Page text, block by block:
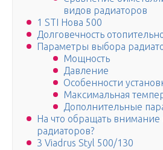
видов радиаторов
1 STI Нова 500
Долговечность
Параметры выбора
Мощность
Давление
Особенности
Максимальная
Дополнительные
На что обращать
радиаторов?
3 Viadrus Styl 500/130